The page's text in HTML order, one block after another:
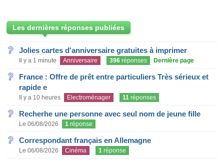
Les dernières réponses publiées
Jolies cartes d'anniversaire gratuites à imprimer
Il y a 1 minute Anniversaire 396 réponses Dernière page
France : Offre de prêt entre particuliers Très sérieux et
rapide e
Il y a 10 heures Electroménager 11 réponses
Recherhe une personne avec seul nom de jeune fille
Le 06/08/2026 1 réponse
Correspondant français en Allemagne
Le 06/08/2026 Cinéma 1 réponse